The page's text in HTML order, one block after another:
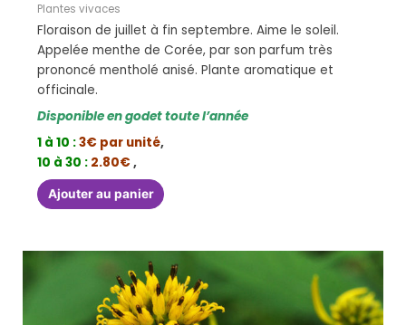
Plantes vivaces
Floraison de juillet à fin septembre. Aime le soleil.
Appelée menthe de Corée, par son parfum très
prononcé mentholé anisé. Plante aromatique et
officinale.
Disponible en godet toute l’année
1 à 10 :3€ par unité,
10 à 30 : 2.80€,
Ajouter au panier